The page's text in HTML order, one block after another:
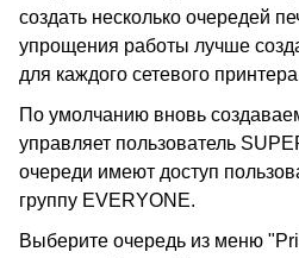
создать несколько очередей
упрощения работы лучше
для каждого сетевого
По умолчанию вновь
управляет пользователь
очереди имеют доступ
группу EVERYONE.
Выберите очередь из меню